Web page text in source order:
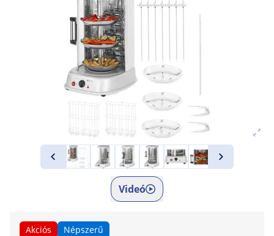
Videó
Akciós Népszerű